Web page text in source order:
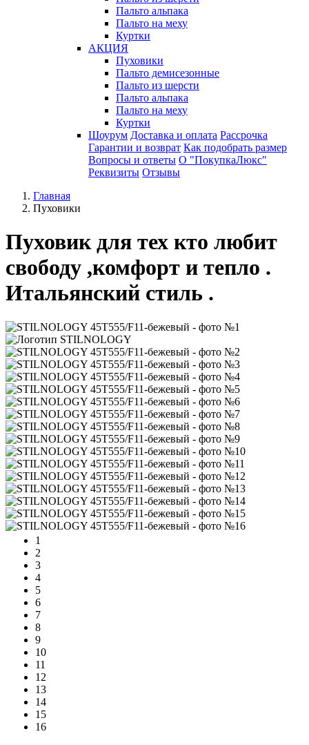
Пальто альпака
Пальто на меху
Куртки
АКЦИЯ
Пуховики
Пальто демисезонные
Пальто из шерсти
Пальто альпака
Пальто на меху
Куртки
Шоурум Доставка и оплата Рассрочка
Гарантии и возврат Как подобрать размер
Вопросы и ответы О "ПокупкаЛюкс"
Реквизиты Отзывы
Главная
Пуховики
Пуховик для тех кто любит
свободу ,комфорт и тепло .
Итальянский стиль .
1
2
3
4
5
6
7
8
9
10
11
12
13
14
15
16